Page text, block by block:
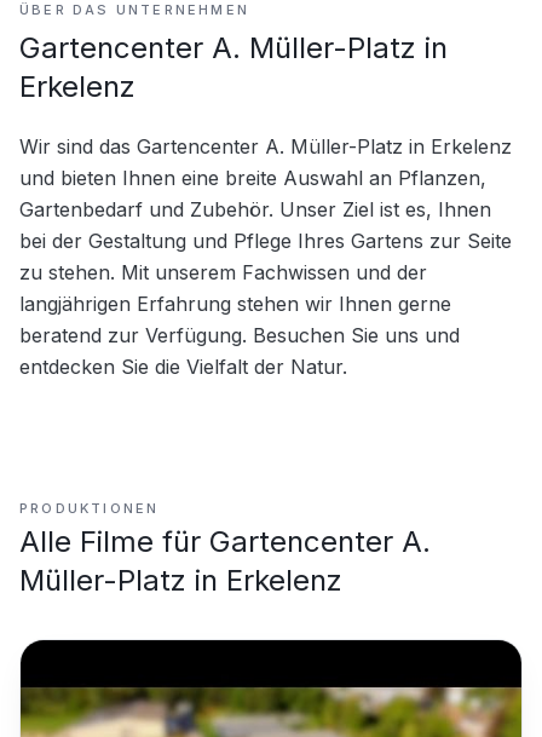
ÜBER DAS UNTERNEHMEN
Gartencenter A. Müller-Platz in
Erkelenz
Wir sind das Gartencenter A. Müller-Platz in Erkelenz
und bieten Ihnen eine breite Auswahl an Pflanzen,
Gartenbedarf und Zubehör. Unser Ziel ist es, Ihnen
bei der Gestaltung und Pflege Ihres Gartens zur Seite
zu stehen. Mit unserem Fachwissen und der
langjährigen Erfahrung stehen wir Ihnen gerne
beratend zur Verfügung. Besuchen Sie uns und
entdecken Sie die Vielfalt der Natur.
PRODUKTIONEN
Alle Filme für Gartencenter A.
Müller-Platz in Erkelenz